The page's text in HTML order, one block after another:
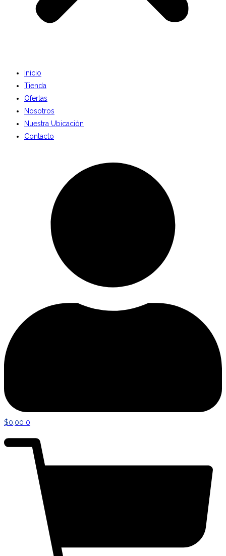
Inicio
Tienda
Ofertas
Nosotros
Nuestra Ubicación
Contacto
$0,00 0